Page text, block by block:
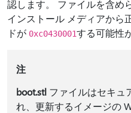
認します。 ファイルを含め
インストール メディアから
ドが 0xc0430001する可能性
注
boot.stlファイルはセキュ
れ、更新するイメージの